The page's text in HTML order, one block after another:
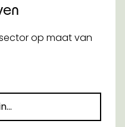
op maat van